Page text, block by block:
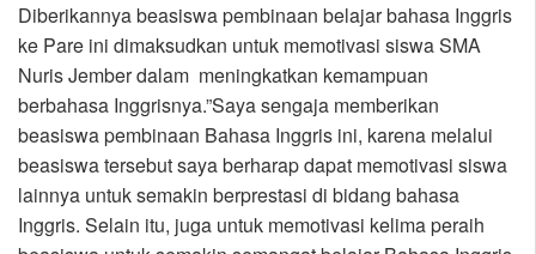
Diberikannya beasiswa pembinaan belajar bahasa Inggris
ke Pare ini dimaksudkan untuk memotivasi siswa SMA
Nuris Jember dalam meningkatkan kemampuan
berbahasa Inggrisnya.”Saya sengaja memberikan
beasiswa pembinaan Bahasa Inggris ini, karena melalui
beasiswa tersebut saya berharap dapat memotivasi siswa
lainnya untuk semakin berprestasi di bidang bahasa
Inggris. Selain itu, juga untuk memotivasi kelima peraih